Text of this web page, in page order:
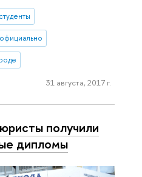
студенты
официально
31 августа, 2017 г.
получили
дипломы